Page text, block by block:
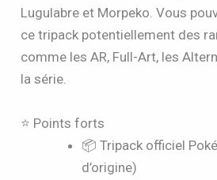
Lugulabre et Morpeko. Vous
ce tripack potentiellement des
comme les AR, Full-Art, les
la série.
⭐ Points forts
📦 Tripack officiel
d’origine)